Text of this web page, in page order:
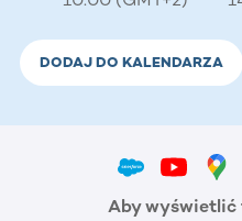
DODAJ DO KALENDARZA
Aby wyświetlić